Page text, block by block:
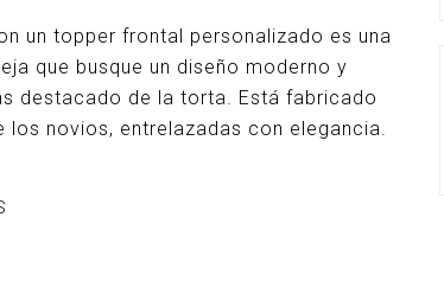
un topper frontal personalizado es una
que busque un diseño moderno y
destacado de la torta. Está fabricado
novios, entrelazadas con elegancia.